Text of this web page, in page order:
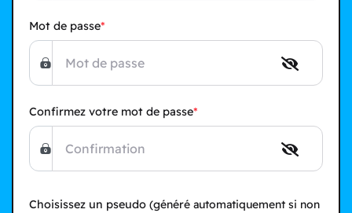
Mot de passe
Confirmez votre mot de passe
Choisissez un pseudo (généré automatiquement si non